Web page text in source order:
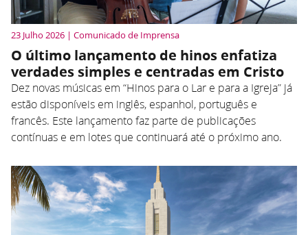
23 Julho 2026 | Comunicado de Imprensa
O último lançamento de hinos enfatiza
verdades simples e centradas em Cristo
Dez novas músicas em “Hinos para o Lar e para a Igreja” já
estão disponíveis em inglês, espanhol, português e
francês. Este lançamento faz parte de publicações
contínuas e em lotes que continuará até o próximo ano.